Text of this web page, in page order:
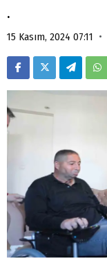
.
15 Kasım, 2024 07:11 •